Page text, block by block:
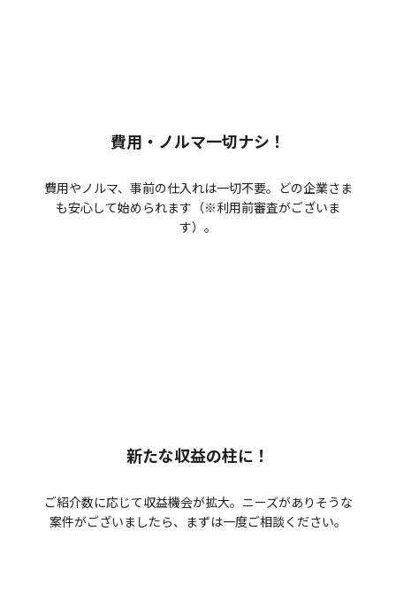
費用・ノルマ一切ナシ！
費用やノルマ、事前の仕入れは一切不要。どの企業さま
も安心して始められます（※利用前審査がございま
す）。
新たな収益の柱に！
ご紹介数に応じて収益機会が拡大。ニーズがありそうな
案件がございましたら、まずは一度ご相談ください。